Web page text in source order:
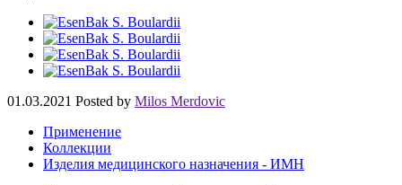
01.03.2021 Posted by Milos Merdovic
Применение
Коллекции
Изделия медицинского назначения - ИМН